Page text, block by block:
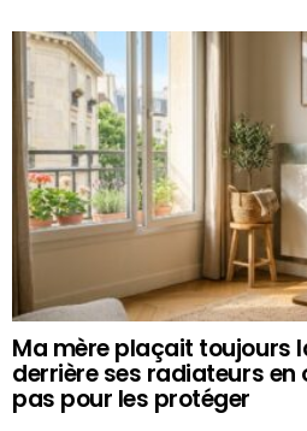
Ma mère plaçait toujours
derrière ses radiateurs en
pas pour les protéger